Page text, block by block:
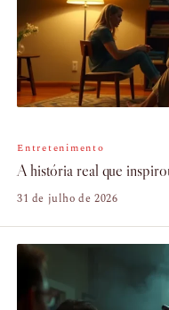
Entretenimento
A história real que
31 de julho de 2026